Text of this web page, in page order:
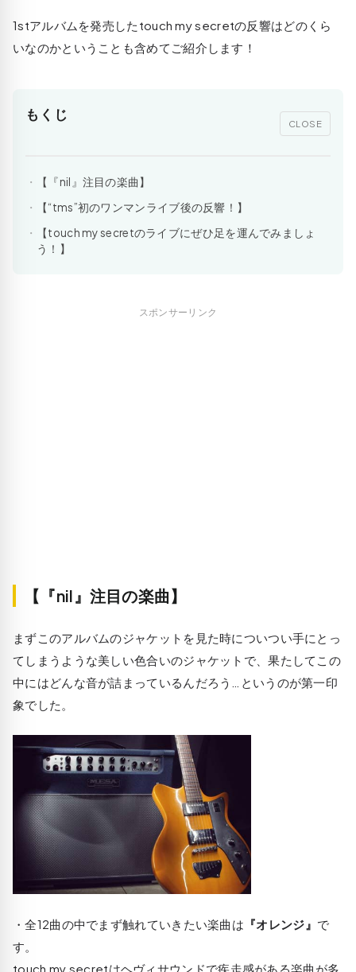
1stアルバムを発売したtouch my secretの反響はどのくら
いなのかということも含めてご紹介します！
もくじ
CLOSE
【『nil』注目の楽曲】
【“tms”初のワンマンライブ後の反響！】
【touch my secretのライブにぜひ足を運んでみましょ
う！】
スポンサーリンク
【『nil』注目の楽曲】
まずこのアルバムのジャケットを見た時についつい手にとっ
てしまうような美しい色合いのジャケットで、果たしてこの
中にはどんな音が詰まっているんだろう…というのが第一印
象でした。
・全12曲の中でまず触れていきたい楽曲は 『オレンジ』 で
す。
touch my secretはヘヴィサウンドで疾走感がある楽曲が多